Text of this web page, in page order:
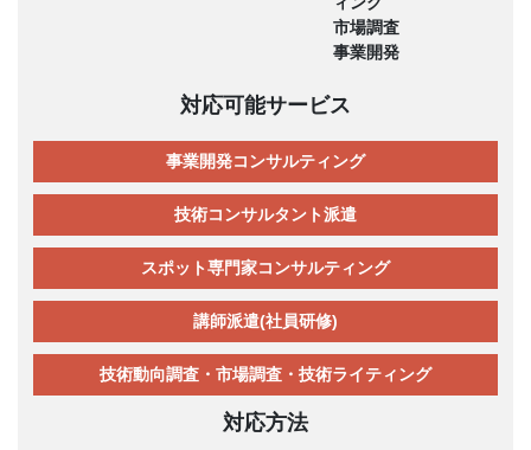
市場調査
事業開発
対応可能サービス
事業開発コンサルティング
技術コンサルタント派遣
スポット専門家コンサルティング
講師派遣(社員研修)
技術動向調査・市場調査・技術ライティング
対応方法